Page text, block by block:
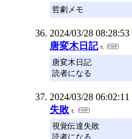
哲劇メモ
2024/03/28 08:28:53
唐変木日記
唐変木日記
読者になる
2024/03/28 06:02:11
失敗
視覚伝達失敗
読者になる